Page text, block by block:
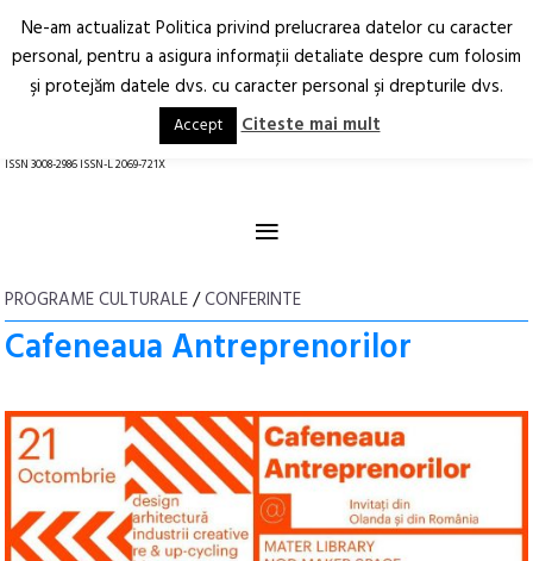
Arhitectură.
Oraș.
RO EN
ISSN 3008-2986 ISSN-L 2069-721X
≡
PROGRAME CULTURALE/CONFERINTE
Cafeneaua Antreprenorilor
Ne-am actualizat Politica privind prelucrarea datelor cu caracter
personal, pentru a asigura informaţii detaliate despre cum folosim
şi protejăm datele dvs. cu caracter personal şi drepturile dvs.
Accept Citeste mai mult